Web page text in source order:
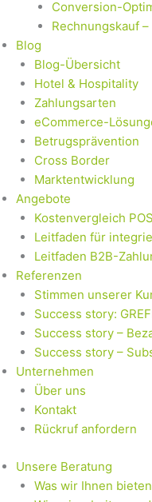
Conversion-
Rechnungskauf
Blog
Blog-Übersicht
Hotel & Hospitality
Zahlungsarten
eCommerce-
Betrugsprävention
Cross Border
Marktentwicklung
Angebote
Kostenvergleich
Leitfaden für
Leitfaden B2B-
Referenzen
Stimmen unserer
Success story:
Success story –
Success story –
Unternehmen
Über uns
Kontakt
Rückruf anfordern
Unsere Beratung
Was wir Ihnen bieten